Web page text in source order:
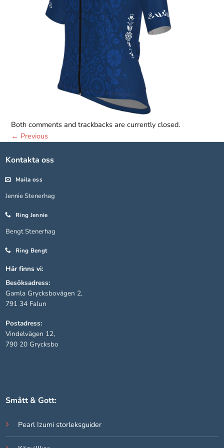
Both comments and trackbacks are currently closed.
← Previous
Kontakta oss
Maila oss
Jennie Stenerhag
Ring Jennie
Bengt Stenerhag
Ring Bengt
Här finns vi:
Besöksadress:
Gamla Grycksbovägen 2,
791 34 Falun
Postadress:
Vindelvägen 12,
790 20 Grycksbo
Smått & Gott:
Pearl Izumi storleksguider
Nödvändiga
Dessa kakor
välja bort.
för att
över huvud
fungera.
Statistik
kunna
förbättra
hemsidans
funktionalitet
uppbyggnad,
baserat på
hur hemsidan
För att vår
bra som
möjligt under